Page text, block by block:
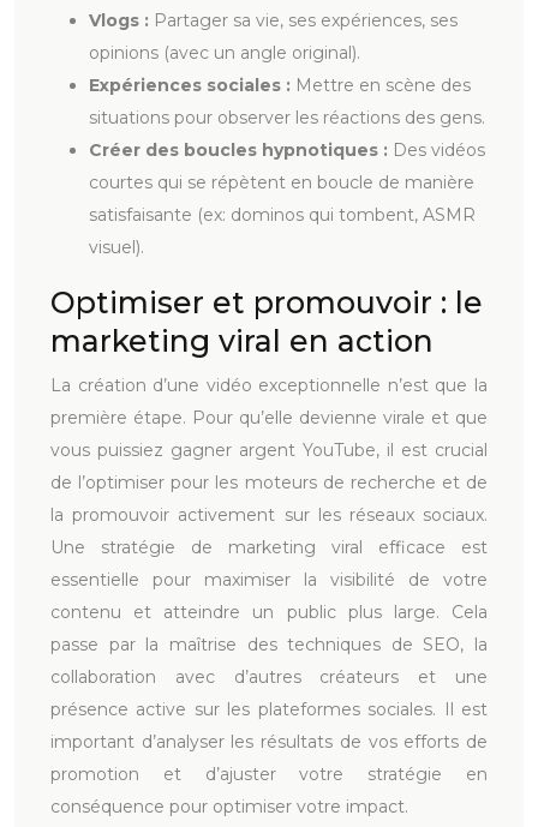
Vlogs : Partager sa vie, ses expériences, ses
opinions (avec un angle original).
Expériences sociales : Mettre en scène des
situations pour observer les réactions des gens.
Créer des boucles hypnotiques : Des vidéos
courtes qui se répètent en boucle de manière
satisfaisante (ex: dominos qui tombent, ASMR
visuel).
Optimiser et promouvoir : le
marketing viral en action
La création d’une vidéo exceptionnelle n’est que la
première étape. Pour qu’elle devienne virale et que
vous puissiez gagner argent YouTube, il est crucial
de l’optimiser pour les moteurs de recherche et de
la promouvoir activement sur les réseaux sociaux.
Une stratégie de marketing viral efficace est
essentielle pour maximiser la visibilité de votre
contenu et atteindre un public plus large. Cela
passe par la maîtrise des techniques de SEO, la
collaboration avec d’autres créateurs et une
présence active sur les plateformes sociales. Il est
important d’analyser les résultats de vos efforts de
promotion et d’ajuster votre stratégie en
conséquence pour optimiser votre impact.